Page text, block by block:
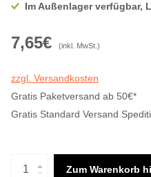
Im Außenlager verfügbar,
7,65€ (inkl. MwSt.)
zzgl. Versandkosten
Gratis Paketversand ab 50€*
Gratis Standard Versand
Zum Warenkorb